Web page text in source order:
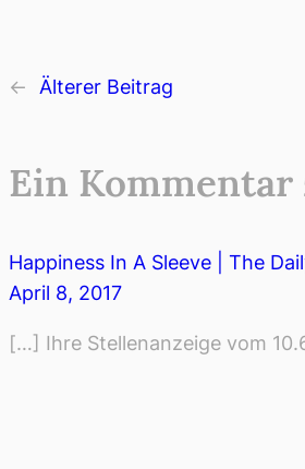
← Älterer Beitrag
Ein Kommentar
Happiness In A Sleeve | The
April 8, 2017
[…] Ihre Stellenanzeige vom